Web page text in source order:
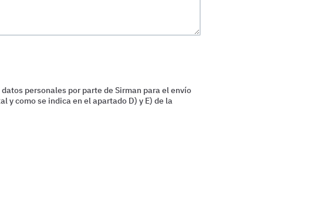
personales por parte de Sirman para el envío
y como se indica en el apartado D) y E) de la